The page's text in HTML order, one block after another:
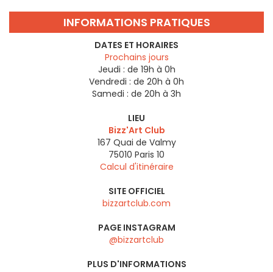
INFORMATIONS PRATIQUES
DATES ET HORAIRES
Prochains jours
Jeudi : de 19h à 0h
Vendredi : de 20h à 0h
Samedi : de 20h à 3h
LIEU
Bizz'Art Club
167 Quai de Valmy
75010 Paris 10
Calcul d'itinéraire
SITE OFFICIEL
bizzartclub.com
PAGE INSTAGRAM
@bizzartclub
PLUS D'INFORMATIONS